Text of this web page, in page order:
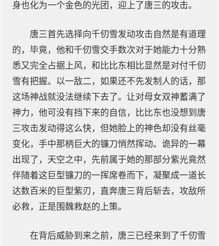
身也化为一个金色的光团，迎上了唐三的攻击。
唐三首先选择向千仞雪发动攻击自然是有道理
的，毕竟，他和千仞雪交手数次对于她能力十分熟
悉又完全占据上风，和比比东相比显然是对付千仞
雪有把握。以一敌二，如果还不先发制人的话，那
这场神战就没法继续下去了。让对母女双神蓄满了
神力，他可没有挡下来的自信，比比东也没想到唐
三攻击发动得这么快，但她脸上的神色却没有丝毫
变化，手中那柄巨大的镰刀悄然挥动。诡异的一幕
出现了，天空之中，先前属于她的那部分紫光竟然
伴随着这巨型镰刀的一挥席卷而下，凝聚成一道长
达数百米的巨型紫刃，直奔唐三背后斩去，攻敌所
必救，正是围魏救赵的上策。
在背后威胁到来之前，唐三已经来到了千仞雪